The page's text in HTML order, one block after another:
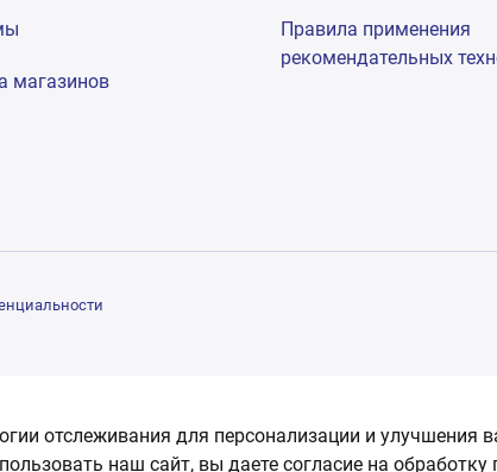
магазинов
Правила применения
рекомендательных
отслеживания для персонализации и улучшения
наш сайт, вы даете согласие на